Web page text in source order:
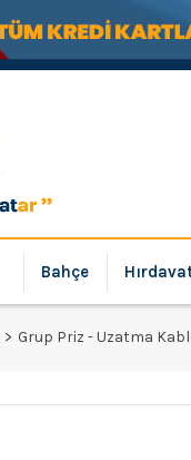
Bahçe
Grup Priz - Uzatma